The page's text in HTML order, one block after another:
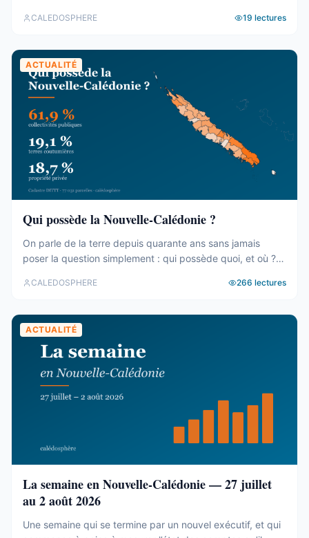
Mont-Dore, le Betico en panne et le Forum du Pacifique
CALEDOSPHERE 19 lectures
ACTUALITÉ
Qui possède la Nouvelle-Calédonie ?
On parle de la terre depuis quarante ans sans jamais
poser la question simplement : qui possède quoi, et où ?
agrégé ses 77 031 parcelles. Le résultat tient en trois
CALEDOSPHERE 266 lectures
ACTUALITÉ
La semaine en Nouvelle-Calédonie — 27 juillet
au 2 août 2026
Une semaine qui se termine par un nouvel exécutif, et qui